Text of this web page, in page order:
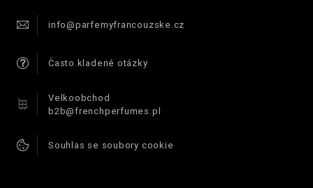
info@parfemyfrancouzske.cz
Často kladené otázky
Velkoobchod
b2b@frenchperfumes.pl
Souhlas se soubory cookie